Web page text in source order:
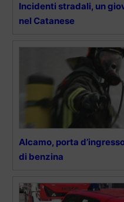
Incidenti stradali, un
nel Catanese
Alcamo, porta
di benzina